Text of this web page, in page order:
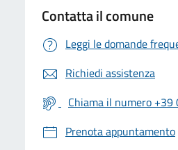
Contatta il comune
Leggi le domande
Richiedi assistenza
Chiama il numero
Prenota appuntamento